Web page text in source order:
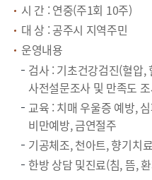
시 간 : 연중(주1회 10주)
대 상 : 공주시 지역주민
운영내용
검사 : 기초건강검진(혈압,
사전설문조사 및 만족도
교육 : 치매 우울증 예방,
비만예방, 금연절주
기공체조, 천아트, 향기치
한방 상담 및진료(침, 뜸,